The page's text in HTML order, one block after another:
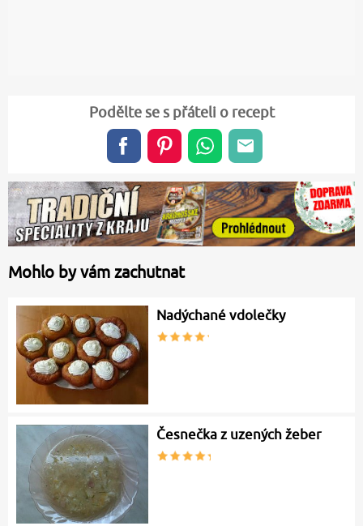
Podělte se s přáteli o recept
Mohlo by vám zachutnat
Nadýchané vdolečky
Česnečka z uzených žeber